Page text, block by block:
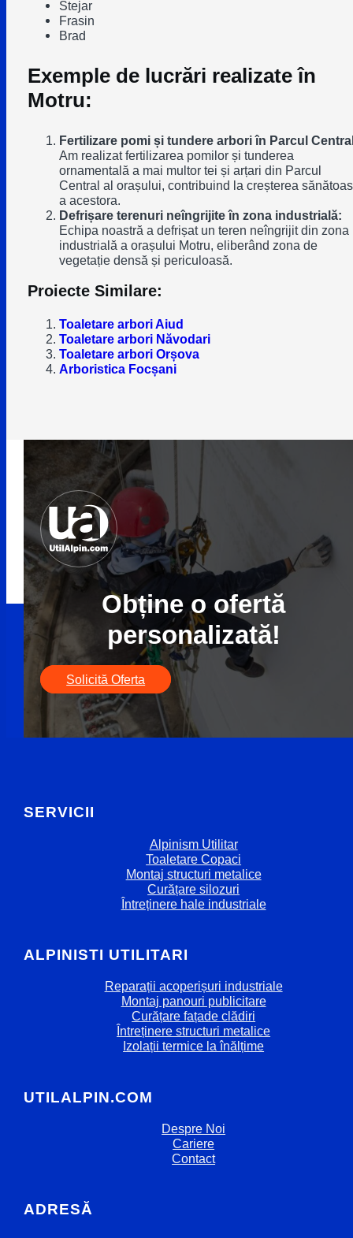
Stejar
Frasin
Brad
Exemple de lucrări realizate în
Motru:
Fertilizare pomi și tundere arbori în Parcul
Am realizat fertilizarea pomilor și tunderea
ornamentală a mai multor tei și arțari din Parcul
Central al orașului, contribuind la creșterea
a acestora.
Defrișare terenuri neîngrijite în zona industrială:
Echipa noastră a defrișat un teren neîngrijit din zona
industrială a orașului Motru, eliberând zona de
vegetație densă și periculoasă.
Proiecte Similare:
Toaletare arbori Aiud
Toaletare arbori Năvodari
Toaletare arbori Orșova
Arboristica Focșani
Obține o ofertă
personalizată!
Solicită Oferta
SERVICII
Alpinism Utilitar
Toaletare Copaci
Montaj structuri metalice
Curățare silozuri
Întreținere hale industriale
ALPINISTI UTILITARI
Reparații acoperișuri industriale
Montaj panouri publicitare
Curățare fațade clădiri
Întreținere structuri metalice
Izolații termice la înălțime
UTILALPIN.COM
Despre Noi
Cariere
Contact
ADRESĂ